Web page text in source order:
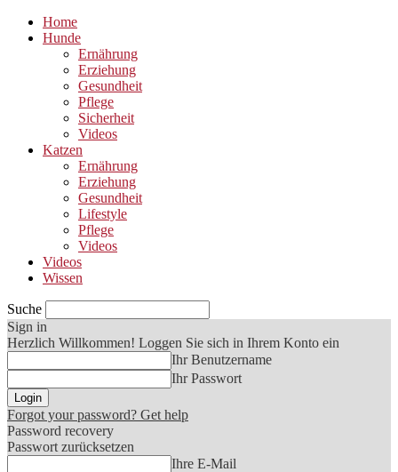
Home
Hunde
Ernährung
Erziehung
Gesundheit
Pflege
Sicherheit
Videos
Katzen
Ernährung
Erziehung
Gesundheit
Lifestyle
Pflege
Videos
Videos
Wissen
Suche
Sign in
Herzlich Willkommen! Loggen Sie sich in Ihrem Konto ein
Ihr Benutzername
Ihr Passwort
Forgot your password? Get help
Password recovery
Passwort zurücksetzen
Ihre E-Mail